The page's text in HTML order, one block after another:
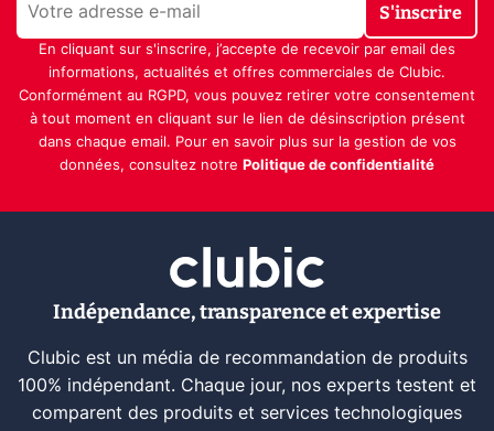
S'inscrire
En cliquant sur s'inscrire, j’accepte de recevoir par email des
informations, actualités et offres commerciales de Clubic.
Conformément au RGPD, vous pouvez retirer votre consentement
à tout moment en cliquant sur le lien de désinscription présent
dans chaque email. Pour en savoir plus sur la gestion de vos
données, consultez notre Politique de confidentialité
Indépendance, transparence et expertise
Clubic est un média de recommandation de produits
100% indépendant. Chaque jour, nos experts testent et
comparent des produits et services technologiques